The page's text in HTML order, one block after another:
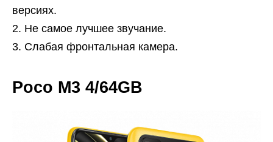
версиях.
Не самое лучшее звучание.
Слабая фронтальная камера.
Poco M3 4/64GB